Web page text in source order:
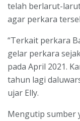
telah berlarut-
agar perkara
“Terkait perkara
gelar perkara
pada April 2021.
tahun lagi
ujar Elly.
Mengutip sumber